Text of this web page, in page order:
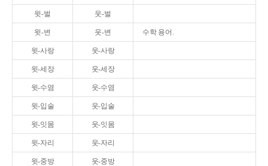
윗-벌 웃-벌
윗-변 웃-변 수학 용어.
윗-사랑 웃-사랑
윗-세장 웃-세장
윗-수염 웃-수염
윗-입술 웃-입술
윗-잇몸 웃-잇몸
윗-자리 웃-자리
윗-중방 웃-중방